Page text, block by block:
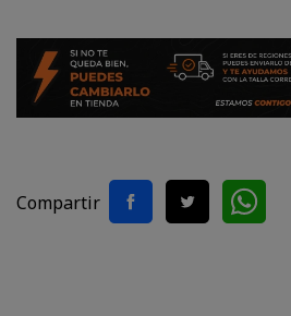
Compartir